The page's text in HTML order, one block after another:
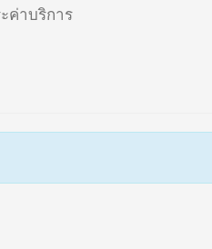
ค่าบริการ